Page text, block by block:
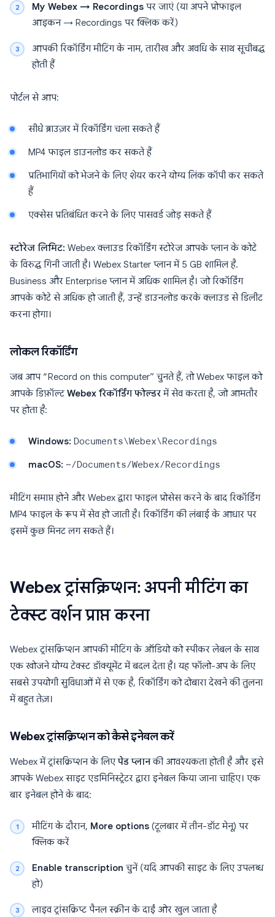
My Webex → Recordings पर जाएं (या अपने प्रोफाइल
आइकन → Recordings पर क्लिक करें)
आपकी रिकॉर्डिंग मीटिंग के नाम, तारीख और अवधि के साथ सूचीबद्ध
होती हैं
पोर्टल से आप:
सीधे ब्राउज़र में रिकॉर्डिंग चला सकते हैं
MP4 फाइल डाउनलोड कर सकते हैं
प्रतिभागियों को भेजने के लिए शेयर करने योग्य लिंक कॉपी कर सकते
हैं
एक्सेस प्रतिबंधित करने के लिए पासवर्ड जोड़ सकते हैं
स्टोरेज लिमिट: Webex क्लाउड रिकॉर्डिंग स्टोरेज आपके प्लान के कोटे
के विरुद्ध गिनी जाती है। Webex Starter प्लान में 5 GB शामिल है.
Business और Enterprise प्लान में अधिक शामिल है। जो रिकॉर्डिंग
आपके कोटे से अधिक हो जाती हैं, उन्हें डाउनलोड करके क्लाउड से डिलीट
करना होगा।
लोकल रिकॉर्डिंग
जब आप “Record on this computer” चुनते हैं, तो Webex फाइल को
आपके डिफ़ॉल्टWebex रिकॉर्डिंग फोल्डरमें सेव करता है, जो आमतौर
पर होता है:
Windows: Documents\Webex\Recordings
macOS: ~/Documents/Webex/Recordings
मीटिंग समाप्त होने और Webex द्वारा फाइल प्रोसेस करने के बाद रिकॉर्डिंग
MP4 फाइल के रूप में सेव हो जाती है। रिकॉर्डिंग की लंबाई के आधार पर
इसमें कुछ मिनट लग सकते हैं।
Webex ट्रांसक्रिप्शन: अपनी मीटिंग का
टेक्स्ट वर्शन प्राप्त करना
Webex ट्रांसक्रिप्शन आपकी मीटिंग के ऑडियो को स्पीकर लेबल के साथ
एक खोजने योग्य टेक्स्ट डॉक्यूमेंट में बदल देता है। यह फॉलो-अप के लिए
सबसे उपयोगी सुविधाओं में से एक है, रिकॉर्डिंग को दोबारा देखने की तुलना
में बहुत तेज़।
Webex ट्रांसक्रिप्शन को कैसे इनेबल करें
Webex में ट्रांसक्रिप्शन के लिएपेड प्लानकी आवश्यकता होती है और इसे
आपके Webex साइट एडमिनिस्ट्रेटर द्वारा इनेबल किया जाना चाहिए। एक
बार इनेबल होने के बाद:
मीटिंग के दौरान, More options (टूलबार में तीन-डॉट मेनू) पर
क्लिक करें
Enable transcription चुनें (यदि आपकी साइट के लिए उपलब्ध
हो)
लाइव ट्रांसक्रिप्ट पैनल स्क्रीन के दाईं ओर खुल जाता है